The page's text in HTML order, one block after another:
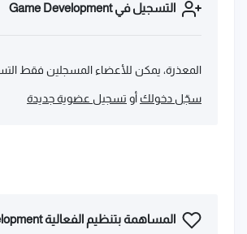
التسجيل في Game Development
المعذرة، يمكن للأعضاء المسجلين فقط
سجّل دخولك أو تسجيل عضوية جديدة
المساهمة بتنظيم الفعالية Game Development